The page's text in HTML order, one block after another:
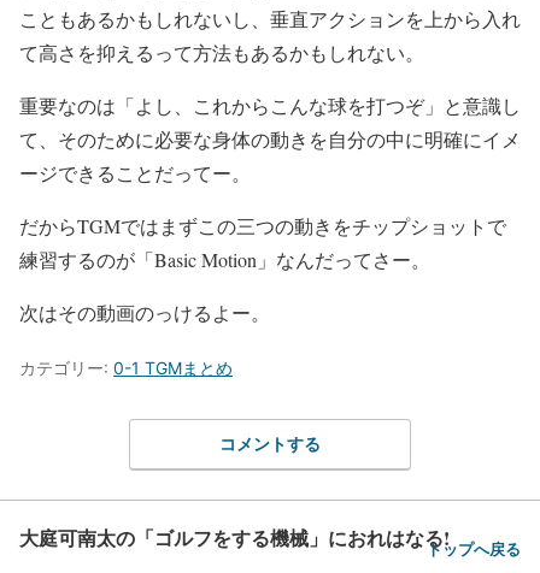
こともあるかもしれないし、垂直アクションを上から入れ
て高さを抑えるって方法もあるかもしれない。
重要なのは「よし、これからこんな球を打つぞ」と意識し
て、そのために必要な身体の動きを自分の中に明確にイメ
ージできることだってー。
だからTGMではまずこの三つの動きをチップショットで
練習するのが「Basic Motion」なんだってさー。
次はその動画のっけるよー。
カテゴリー: 0-1 TGMまとめ
コメントする
大庭可南太の「ゴルフをする機械」におれはなる!トップへ戻る